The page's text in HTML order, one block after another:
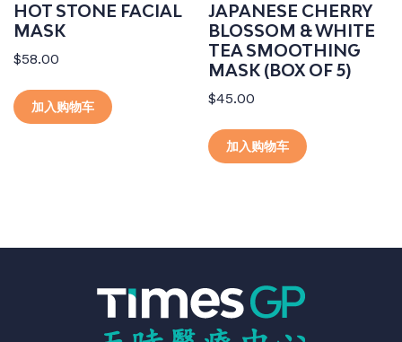
HOT STONE FACIAL
MASK
$58.00
加入购物车
JAPANESE CHERRY
BLOSSOM & WHITE
TEA SMOOTHING
MASK (BOX OF 5)
$45.00
加入购物车